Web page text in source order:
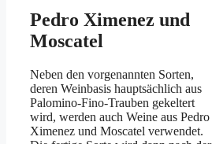
Pedro Ximenez und
Moscatel
Neben den vorgenannten Sorten,
deren Weinbasis hauptsächlich aus
Palomino-Fino-Trauben gekeltert
wird, werden auch Weine aus Pedro
Ximenez und Moscatel verwendet.